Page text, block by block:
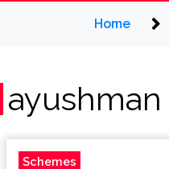
Home
Schemes